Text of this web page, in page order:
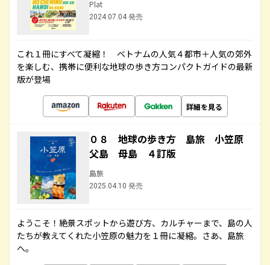
Plat
2024.07.04 発売
これ１冊にすべて凝縮！ ベトナムの人気４都市＋人気の郊外
を楽しむ、携帯に便利な地球の歩き方コンパクトガイドの最新
版が登場
詳細を見る
０８ 地球の歩き方 島旅 小笠原
父島 母島 ４訂版
島旅
2025.04.10 発売
ようこそ！絶景スポットから遊び方、カルチャーまで、島の人
たちが教えてくれた小笠原の魅力を１冊に凝縮。さあ、島旅
へ。